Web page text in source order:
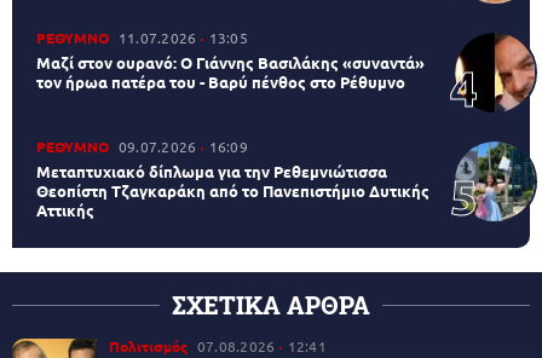
ΡΕΘΥΜΝΟ 11.07.2026 13:05
Μαζί στον ουρανό: Ο Γιάννης Βασιλάκης «συναντά»
τον ήρωα πατέρα του - Βαρύ πένθος στο Ρέθυμνο
ΡΕΘΥΜΝΟ 09.07.2026 16:09
Μεταπτυχιακό δίπλωμα για την Ρεθεμνιώτισσα
Θεοπίστη Τζαγκαράκη από το Πανεπιστήμιο Δυτικής
Αττικής
ΣΧΕΤΙΚΑ ΑΡΘΡΑ
Πολιτισμός 07.08.2026 12:41